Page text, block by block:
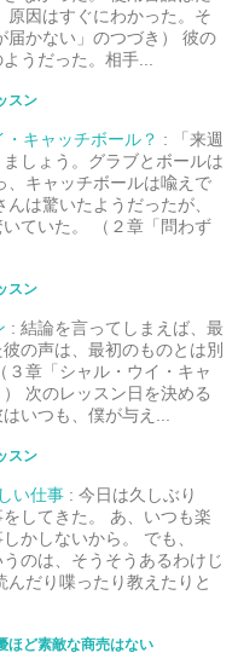
因はすぐにわかった。そ
かない」のつづき） 彼の
うだった。相手...
スン
キャッチボール？ :
「来週
しょう。グラブとボールは
、キャッチボールは喩えで
は驚いたようだったが、
ていた。 （２章「問わず
スン
: 結論を言ってしまえば、最
の声は、最初のものとは別
３章「シャル・ウイ・キャ
次のレッスン日を決める
いつも、僕が与え...
スン
い仕事 : 今日は久しぶり
してきた。 あ、いつも楽
かしないから。 でも、
うのは、そうそうあるわけじ
んだり喋ったり教えたりと
ど素敵な商売はない